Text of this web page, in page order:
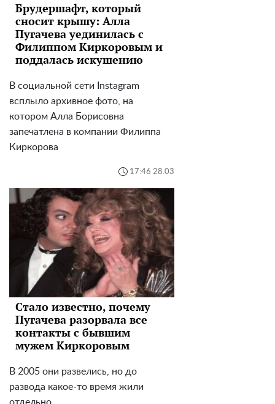
Брудершафт, который
сносит крышу: Алла
Пугачева уединилась с
Филиппом Киркоровым и
поддалась искушению
В социальной сети Instagram
всплыло архивное фото, на
котором Алла Борисовна
запечатлена в компании Филиппа
Киркорова
17:46 28.03
Стало известно, почему
Пугачева разорвала все
контакты с бывшим
мужем Киркоровым
В 2005 они развелись, но до
развода какое-то время жили
отдельно